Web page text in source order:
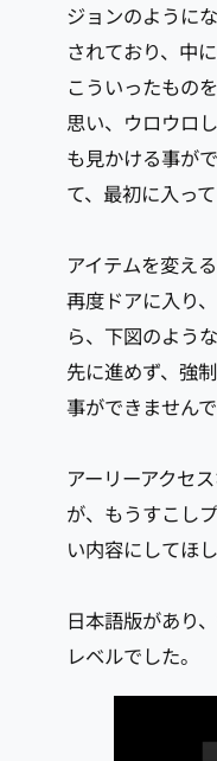
ジョンのように
されており、中
こういったもの
思い、ウロウロ
も見かける事が
て、最初に入っ
アイテムを変え
再度ドアに入り
ら、下図のよう
先に進めず、強
事ができませんで
アーリーアクセ
が、もうすこし
い内容にしてほし
日本語版があり
レベルでした。